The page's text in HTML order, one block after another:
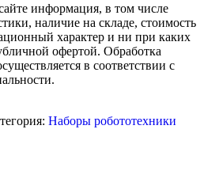
информация, в том числе
наличие на складе, стоимость
характер и ни при каких
офертой. Обработка
в соответствии с
Наборы робототехники